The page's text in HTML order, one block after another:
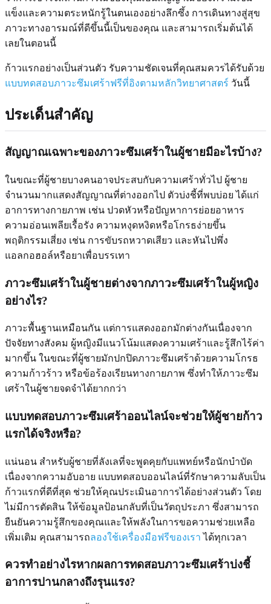
แข็งและความตระหนักรู้ในตนเองอย่างลึกซึ้ง การเดินทางสู่สุข
ภาวะทางอารมณ์ที่ดีขึ้นนี้เป็นของคุณ และสามารถเริ่มต้นได้
เลยในตอนนี้
ก้าวแรกอย่างเป็นส่วนตัว รับความชัดเจนที่คุณสมควรได้รับด้วย
แบบทดสอบภาวะซึมเศร้าฟรีที่อิงตามหลักวิทยาศาสตร์ วันนี้
ประเด็นสำคัญ
สัญญาณเฉพาะของภาวะซึมเศร้าในผู้ชายมีอะไรบ้าง?
ในขณะที่ผู้ชายบางคนอาจประสบกับความเศร้าทั่วไป ผู้ชาย
จำนวนมากแสดงสัญญาณที่ต่างออกไป ตัวบ่งชี้ที่พบบ่อย ได้แก่
อาการทางกายภาพ เช่น ปวดหัวหรือปัญหาการย่อยอาหาร
ความอ่อนเพลียเรื้อรัง ความหงุดหงิดหรือโกรธง่ายขึ้น
พฤติกรรมเสี่ยง เช่น การขับรถหวาดเสียว และหันไปพึ่ง
แอลกอฮอล์หรือยาเพื่อบรรเทา
ภาวะซึมเศร้าในผู้ชายต่างจากภาวะซึมเศร้าในผู้หญิง
อย่างไร?
ภาวะพื้นฐานเหมือนกัน แต่การแสดงออกมักต่างกันเนื่องจาก
ปัจจัยทางสังคม ผู้หญิงมีแนวโน้มแสดงความเศร้าและรู้สึกไร้ค่า
มากขึ้น ในขณะที่ผู้ชายมักปกปิดภาวะซึมเศร้าด้วยความโกรธ
ความก้าวร้าว หรือข้อร้องเรียนทางกายภาพ ซึ่งทำให้ภาวะซึม
เศร้าในผู้ชายจดจำได้ยากกว่า
แบบทดสอบภาวะซึมเศร้าออนไลน์จะช่วยให้ผู้ชายก้าว
แรกได้จริงหรือ?
แน่นอน สำหรับผู้ชายที่ลังเลที่จะพูดคุยกับแพทย์หรือนักบำบัด
เนื่องจากความอับอาย แบบทดสอบออนไลน์ที่รักษาความลับเป็น
ก้าวแรกที่ดีที่สุด ช่วยให้คุณประเมินอาการได้อย่างส่วนตัว โดย
ไม่มีการตัดสิน ให้ข้อมูลป้อนกลับที่เป็นวัตถุประภา ซึ่งสามารถ
ยืนยันความรู้สึกของคุณและให้พลังในการขอความช่วยเหลือ
เพิ่มเติม คุณสามารถลองใช้เครื่องมือฟรีของเรา ได้ทุกเวลา
ควรทำอย่างไรหากผลการทดสอบภาวะซึมเศร้าบ่งชี้
อาการปานกลางถึงรุนแรง?